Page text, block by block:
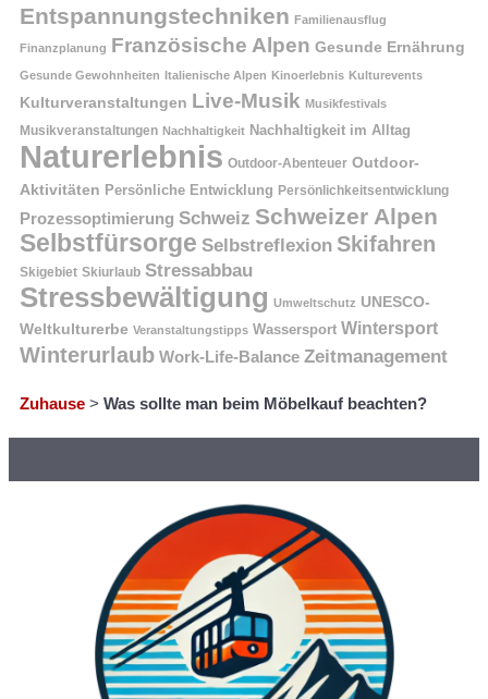
Entspannungstechniken Familienausflug
Finanzplanung Französische Alpen Gesunde Ernährung
Gesunde Gewohnheiten Italienische Alpen Kinoerlebnis Kulturevents
Kulturveranstaltungen Live-Musik Musikfestivals
Musikveranstaltungen Nachhaltigkeit Nachhaltigkeit im Alltag
Naturerlebnis Outdoor-Abenteuer Outdoor-
Aktivitäten Persönliche Entwicklung Persönlichkeitsentwicklung
Prozessoptimierung Schweiz Schweizer Alpen
Selbstfürsorge Selbstreflexion Skifahren
Skigebiet Skiurlaub Stressabbau
Stressbewältigung Umweltschutz UNESCO-
Weltkulturerbe Veranstaltungstipps Wassersport Wintersport
Winterurlaub Work-Life-Balance Zeitmanagement
Zuhause > Was sollte man beim Möbelkauf beachten?